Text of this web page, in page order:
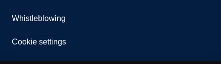
Whistleblowing
Cookie settings